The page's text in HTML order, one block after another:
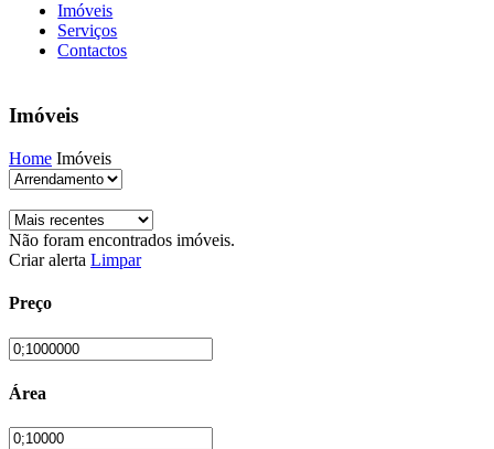
Imóveis
Serviços
Contactos
Imóveis
Home Imóveis
Não foram encontrados imóveis.
Criar alerta Limpar
Preço
Área